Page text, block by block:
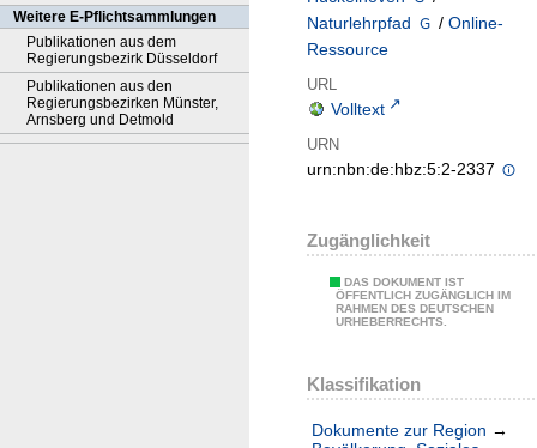
Weitere E-Pflichtsammlungen
Publikationen aus dem
Regierungsbezirk Düsseldorf
Publikationen aus den
Regierungsbezirken Münster,
Arnsberg und Detmold
Naturlehrpfad
/ Online-
Ressource
URL
Volltext
URN
urn:nbn:de:hbz:5:2-2337
Zugänglichkeit
DAS DOKUMENT IST
ÖFFENTLICH ZUGÄNGLICH IM
RAHMEN DES DEUTSCHEN
URHEBERRECHTS.
Klassifikation
Dokumente zur Region →